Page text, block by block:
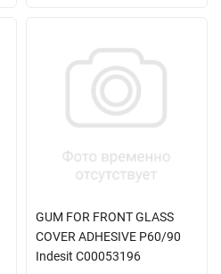
GUM FOR FRONT GLASS
COVER ADHESIVE P60/90
Indesit C00053196